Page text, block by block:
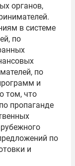
органов,
в системе
по
по
и
том, что
пропаганде
по
и